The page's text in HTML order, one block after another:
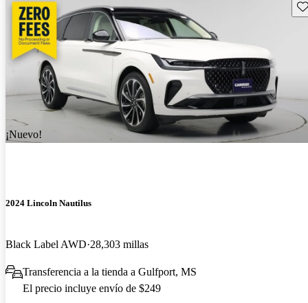
¡Nuevo!
2024 Lincoln Nautilus
Black Label AWD 28,303 millas
Transferencia a la tienda a Gulfport, MS
El precio incluye envío de $249